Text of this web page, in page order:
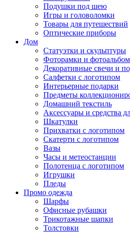
Подушки под шею
Игры и головоломки
Товары для путешествий
Оптические приборы
Дом
Статуэтки и скульптуры
Фоторамки и
Декоративные свечи и
Салфетки с логотипом
Интерьерные подарки
Предметы
Домашний текстиль
Аксессуары и средства
Шкатулки
Прихватки с логотипом
Скатерти с логотипом
Вазы
Часы и метеостанции
Полотенца с логотипом
Игрушки
Пледы
Промо одежда
Шарфы
Офисные рубашки
Трикотажные шапки
Толстовки